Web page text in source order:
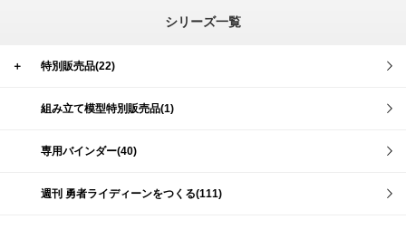
シリーズ一覧
＋ 特別販売品(22)
組み立て模型特別販売品(1)
専用バインダー(40)
週刊 勇者ライディーンをつくる(111)